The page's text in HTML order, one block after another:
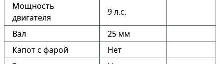
Мощность
двигателя
9 л.с.
Вал
25 мм
Капот с фарой
Нет